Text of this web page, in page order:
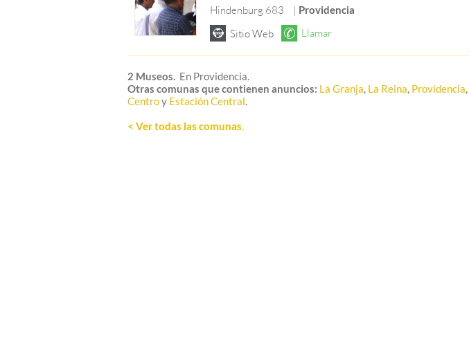
Hindenburg 683 | Providencia
2 Museos. En Providencia.
Otras comunas que contienen anuncios: La Granja, La Reina, Providencia,
Centroy Estación Central.
< Ver todas las comunas.